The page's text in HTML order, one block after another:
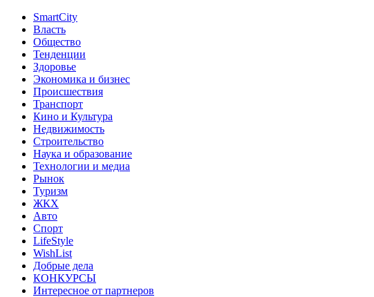
SmartCity
Власть
Общество
Тенденции
Здоровье
Экономика и бизнес
Происшествия
Транспорт
Кино и Культура
Недвижимость
Строительство
Наука и образование
Технологии и медиа
Рынок
Туризм
ЖКХ
Авто
Спорт
LifeStyle
WishList
Добрые дела
КОНКУРСЫ
Интересное от партнеров